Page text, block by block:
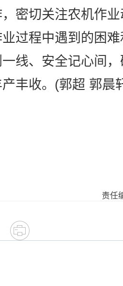
密切关注农机作
过程中遇到的困
线、安全记心间
丰收。(郭超 郭晨
责任